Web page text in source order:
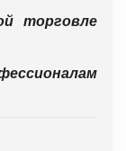
торговле